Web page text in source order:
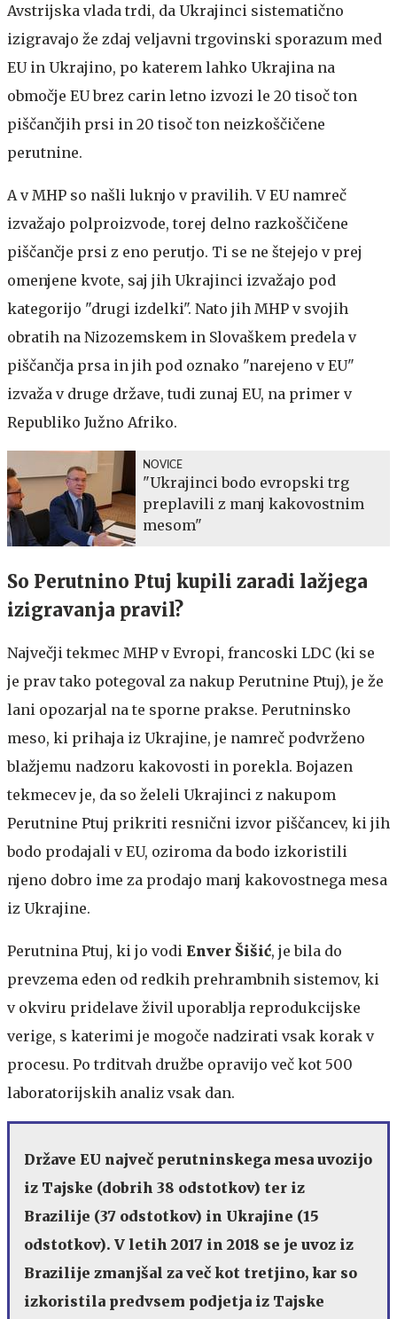
Avstrijska vlada trdi, da Ukrajinci sistematično
izigravajo že zdaj veljavni trgovinski sporazum med
EU in Ukrajino, po katerem lahko Ukrajina na
območje EU brez carin letno izvozi le 20 tisoč ton
piščančjih prsi in 20 tisoč ton neizkoščičene
perutnine.
A v MHP so našli luknjo v pravilih. V EU namreč
izvažajo polproizvode, torej delno razkoščičene
piščančje prsi z eno perutjo. Ti se ne štejejo v prej
omenjene kvote, saj jih Ukrajinci izvažajo pod
kategorijo "drugi izdelki". Nato jih MHP v svojih
obratih na Nizozemskem in Slovaškem predela v
piščančja prsa in jih pod oznako "narejeno v EU"
izvaža v druge države, tudi zunaj EU, na primer v
Republiko Južno Afriko.
NOVICE
"Ukrajinci bodo evropski trg
preplavili z manj kakovostnim
mesom"
So Perutnino Ptuj kupili zaradi lažjega
izigravanja pravil?
Največji tekmec MHP v Evropi, francoski LDC (ki se
je prav tako potegoval za nakup Perutnine Ptuj), je že
lani opozarjal na te sporne prakse. Perutninsko
meso, ki prihaja iz Ukrajine, je namreč podvrženo
blažjemu nadzoru kakovosti in porekla. Bojazen
tekmecev je, da so želeli Ukrajinci z nakupom
Perutnine Ptuj prikriti resnični izvor piščancev, ki jih
bodo prodajali v EU, oziroma da bodo izkoristili
njeno dobro ime za prodajo manj kakovostnega mesa
iz Ukrajine.
Perutnina Ptuj, ki jo vodi Enver Šišić, je bila do
prevzema eden od redkih prehrambnih sistemov, ki
v okviru pridelave živil uporablja reprodukcijske
verige, s katerimi je mogoče nadzirati vsak korak v
procesu. Po trditvah družbe opravijo več kot 500
laboratorijskih analiz vsak dan.
Države EU največ perutninskega mesa uvozijo
iz Tajske (dobrih 38 odstotkov) ter iz
Brazilije (37 odstotkov) in Ukrajine (15
odstotkov). V letih 2017 in 2018 se je uvoz iz
Brazilije zmanjšal za več kot tretjino, kar so
izkoristila predvsem podjetja iz Tajske